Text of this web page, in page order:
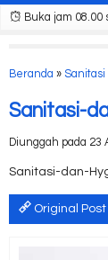
Buka jam 08.00
Beranda » Sanitasi
Sanitasi-
Diunggah pada 23
Sanitasi-dan-
Original Post